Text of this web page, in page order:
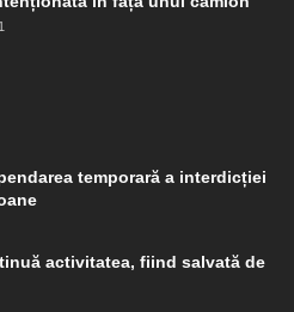
temporară a interdicției
activitatea, fiind salvată de